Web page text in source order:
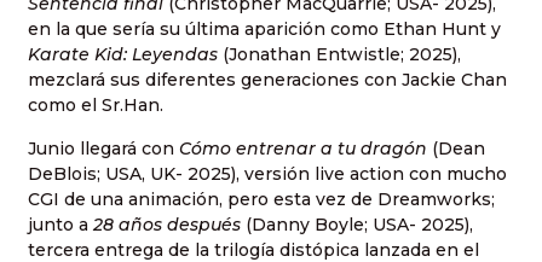
en la que sería su última aparición como Ethan Hunt y
Karate Kid: Leyendas (Jonathan Entwistle; 2025),
mezclará sus diferentes generaciones con Jackie Chan
como el Sr.Han.
Junio llegará con Cómo entrenar a tu dragón (Dean
DeBlois; USA, UK- 2025), versión live action con mucho
CGI de una animación, pero esta vez de Dreamworks;
junto a28 años después (Danny Boyle; USA- 2025),
tercera entrega de la trilogía distópica lanzada en el